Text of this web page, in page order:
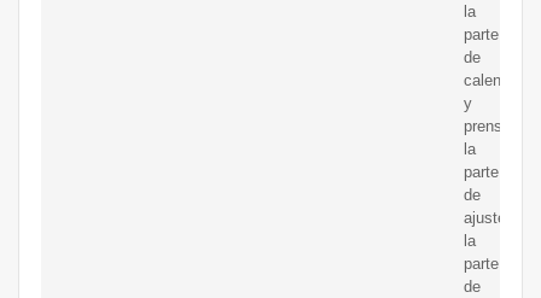
la
parte
de
y
prensado,
la
parte
de
ajuste,
la
parte
de